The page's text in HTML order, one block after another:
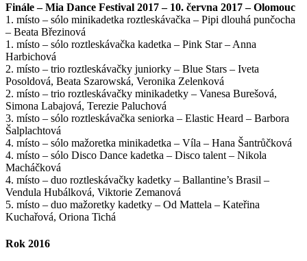
Finále – Mia Dance Festival 2017 – 10. června 2017 – Olomouc
1. místo – sólo minikadetka roztleskávačka – Pipi dlouhá punčocha
– Beata Březinová
1. místo – sólo roztleskávačka kadetka – Pink Star – Anna
Harbichová
2. místo – trio roztleskávačky juniorky – Blue Stars – Iveta
Posoldová, Beata Szarowská, Veronika Zelenková
2. místo – trio roztleskávačky minikadetky – Vanesa Burešová,
Simona Labajová, Terezie Paluchová
3. místo – sólo roztleskávačka seniorka – Elastic Heard – Barbora
Šalplachtová
4. místo – sólo mažoretka minikadetka – Víla – Hana Šantrůčková
4. místo – sólo Disco Dance kadetka – Disco talent – Nikola
Macháčková
4. místo – duo roztleskávačky kadetky – Ballantine’s Brasil –
Vendula Hubálková, Viktorie Zemanová
5. místo – duo mažoretky kadetky – Od Mattela – Kateřina
Kuchařová, Oriona Tichá
Rok 2016